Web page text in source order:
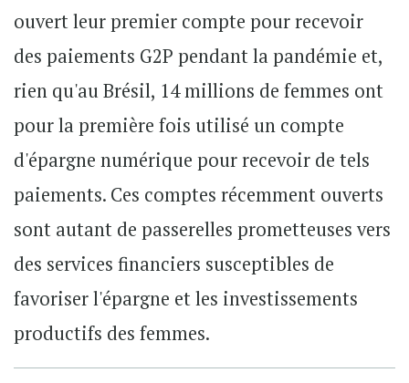
ouvert leur premier compte pour recevoir
des paiements G2P pendant la pandémie et,
rien qu'au Brésil, 14 millions de femmes ont
pour la première fois utilisé un compte
d'épargne numérique pour recevoir de tels
paiements. Ces comptes récemment ouverts
sont autant de passerelles prometteuses vers
des services financiers susceptibles de
favoriser l'épargne et les investissements
productifs des femmes.